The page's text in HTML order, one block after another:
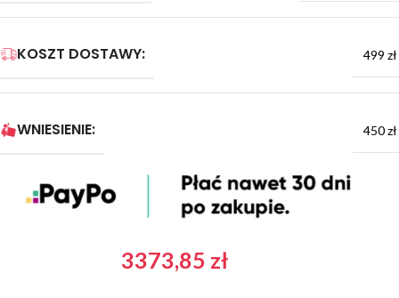
KOSZT DOSTAWY: 499 zł
WNIESIENIE: 450 zł
3373,85 zł